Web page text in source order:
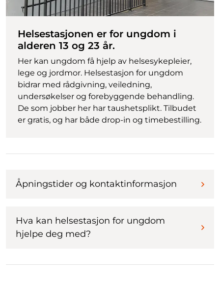
Helsestasjonen er for ungdom i
alderen 13 og 23 år.
Her kan ungdom få hjelp av helsesykepleier,
lege og jordmor. Helsestasjon for ungdom
bidrar med rådgivning, veiledning,
undersøkelser og forebyggende behandling.
De som jobber her har taushetsplikt. Tilbudet
er gratis, og har både drop-in og timebestilling.
Åpningstider og kontaktinformasjon
Hva kan helsestasjon for ungdom
hjelpe deg med?